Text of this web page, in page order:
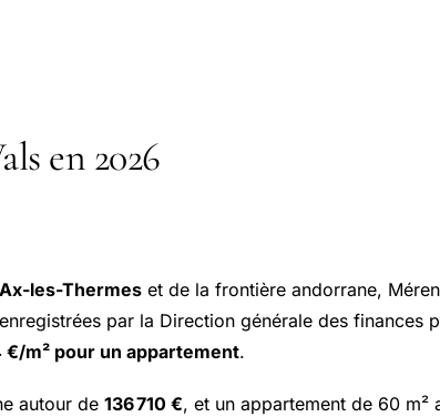
en 2026
Ax-les-Thermes et de la frontière andorrane,
par la Direction générale des finances
€/m² pour un appartement.
autour de 136 710 €, et un appartement de 60 m²